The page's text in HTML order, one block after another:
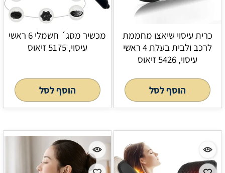
כרית עיסוי שיאצו מחממת
לרכב ולבית בעלת 4 ראשי
עיסוי, 5426 זיאוס
הוסף לסל
מכשיר מסג´ חשמלי 6 ראשי
עיסוי, 5175 זיאוס
הוסף לסל